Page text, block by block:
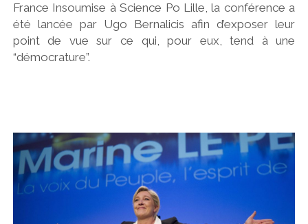
France Insoumise à Science Po Lille, la conférence a
été lancée par Ugo Bernalicis afin d’exposer leur
point de vue sur ce qui, pour eux, tend à une
“démocrature”.